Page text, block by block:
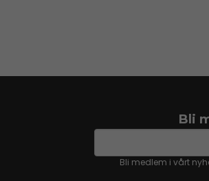
Bli
email
Bli medlem i vårt